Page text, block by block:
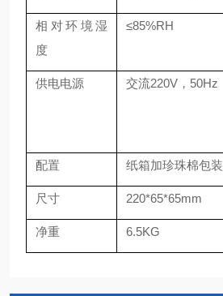
相对环境湿
度
≤85%RH
供电电源 交流220V，50Hz
配置 纸箱加珍珠棉包装
尺寸 220*65*65mm
净重 6.5KG